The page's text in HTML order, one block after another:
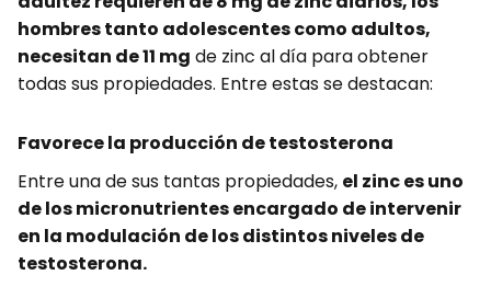
hombres tanto adolescentes como adultos,
necesitan de 11 mg de zinc al día para obtener
todas sus propiedades. Entre estas se destacan:
Favorece la producción de testosterona
Entre una de sus tantas propiedades, el zinc es uno
de los micronutrientes encargado de intervenir
en la modulación de los distintos niveles de
testosterona.